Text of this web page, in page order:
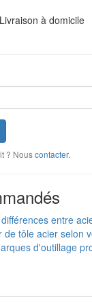
à domicile
? Nouscontacter.
entre
de tôle acier selon
d'outillage